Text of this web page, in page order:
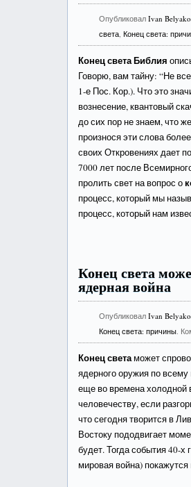
ОпубликовалIvan
света,Конец света:
Конец света Библия
Говорю, вам тайну: “Не
1-е Пос. Кор.). Что это
вознесение, квантовый
до сих пор не знаем, что
произнося эти слова
своих Откровениях дает
7000 лет после
пролить свет на вопрос о
процесс, который мы
процесс, который нам
Конец света
ядерная война
ОпубликовалIvan
Конец света: причины.
Конец светаможет
ядерного оружия по
еще во времена холодной
человечеству, если
что сегодня творится в
Востоку пододвигает
будет. Тогда события 40-х
мировая война)